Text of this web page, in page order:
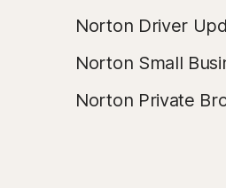
Norton Driver
Norton Small
Norton Private